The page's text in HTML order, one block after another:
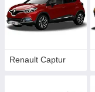
Renault Captur